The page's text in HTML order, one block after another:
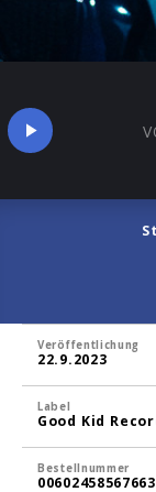
Veröffentlichung
22.9.2023
Label
Good Kid
Bestellnummer
00602458567663